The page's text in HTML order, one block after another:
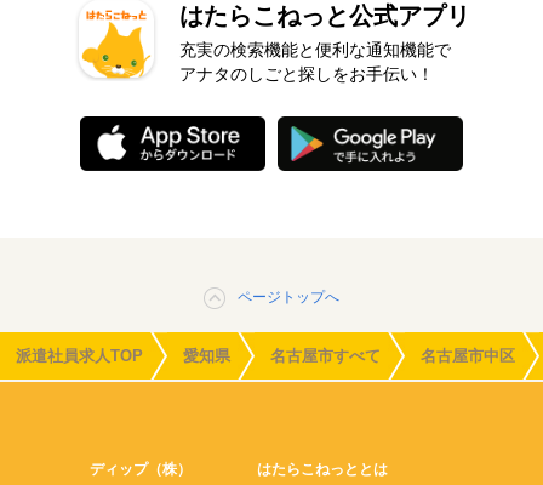
はたらこねっと公式アプリ
充実の検索機能と便利な通知機能で
アナタのしごと探しをお手伝い！
ページトップへ
派遣社員求人TOP 愛知県 名古屋市すべて 名古屋市中区
ディップ（株） はたらこねっととは